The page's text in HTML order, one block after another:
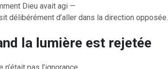
Dieu avait agi —
délibérément d’aller dans la direction opposée.
la lumière est rejetée